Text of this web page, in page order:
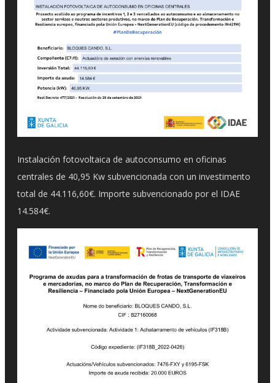
Instalación fotovoltaica de autoconsumo en oficinas
centrales de 40,95 Kw subvencionada con un investimento
total de 44.116,60€. Importe subvencionado por el IDAE
14.584€.